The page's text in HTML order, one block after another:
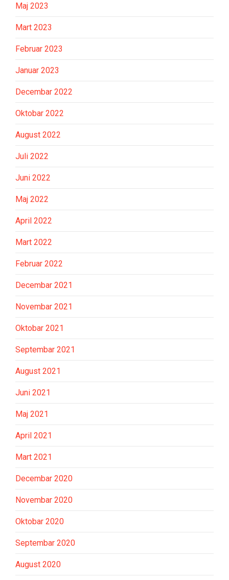
Maj 2023
Mart 2023
Februar 2023
Januar 2023
Decembar 2022
Oktobar 2022
August 2022
Juli 2022
Juni 2022
Maj 2022
April 2022
Mart 2022
Februar 2022
Decembar 2021
Novembar 2021
Oktobar 2021
Septembar 2021
August 2021
Juni 2021
Maj 2021
April 2021
Mart 2021
Decembar 2020
Novembar 2020
Oktobar 2020
Septembar 2020
August 2020